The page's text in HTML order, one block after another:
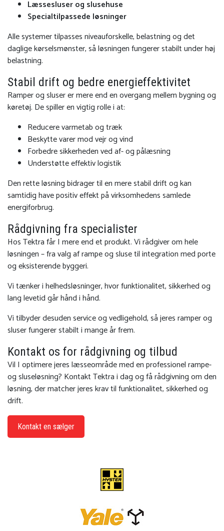
Læssesluser og slusehuse
Specialtilpassede løsninger
Alle systemer tilpasses niveauforskelle, belastning og det
daglige kørselsmønster, så løsningen fungerer stabilt under høj
belastning.
Stabil drift og bedre energieffektivitet
Ramper og sluser er mere end en overgang mellem bygning og
køretøj. De spiller en vigtig rolle i at:
Reducere varmetab og træk
Beskytte varer mod vejr og vind
Forbedre sikkerheden ved af- og pålæsning
Understøtte effektiv logistik
Den rette løsning bidrager til en mere stabil drift og kan
samtidig have positiv effekt på virksomhedens samlede
energiforbrug.
Rådgivning fra specialister
Hos Tektra får I mere end et produkt. Vi rådgiver om hele
løsningen – fra valg af rampe og sluse til integration med porte
og eksisterende byggeri.
Vi tænker i helhedsløsninger, hvor funktionalitet, sikkerhed og
lang levetid går hånd i hånd.
Vi tilbyder desuden service og vedligehold, så jeres ramper og
sluser fungerer stabilt i mange år frem.
Kontakt os for rådgivning og tilbud
Vil I optimere jeres læsseområde med en professionel rampe-
og sluseløsning? Kontakt Tektra i dag og få rådgivning om den
løsning, der matcher jeres krav til funktionalitet, sikkerhed og
drift.
Kontakt en sælger